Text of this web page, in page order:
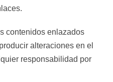
contenidos enlazados
alteraciones en el
responsabilidad por